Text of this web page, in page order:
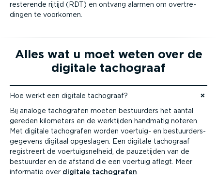
resterende rijtijd (RDT) en ontvang alarmen om overtre­
dingen te voorkomen.
Alles wat u moet weten over de
digitale tachograaf
Hoe werkt een digitale tachograaf?
Naar content gaan
Bij analoge tachografen moeten bestuurders het aantal
gereden kilometers en de werktijden handmatig noteren.
Met digitale tachografen worden voertuig- en bestuur­ders­
ge­gevens digitaal opgeslagen. Een digitale tachograaf
registreert de voertuig­snelheid, de pauzetijden van de
bestuurder en de afstand die een voertuig aflegt. Meer
informatie over digitale tachografen.